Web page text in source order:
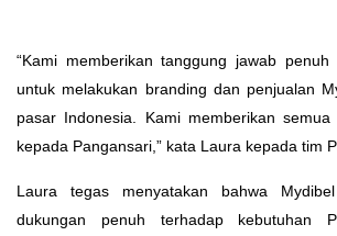
“Kami memberikan tanggung jawab penuh
untuk melakukan branding dan penjualan
pasar Indonesia. Kami memberikan
kepada Pangansari,” kata Laura kepada tim
Laura tegas menyatakan bahwa
dukungan penuh terhadap kebutuhan